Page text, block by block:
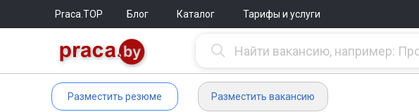
Praca.TOP Блог Каталог Тарифы и услуги
Разместить резюме Разместить вакансию